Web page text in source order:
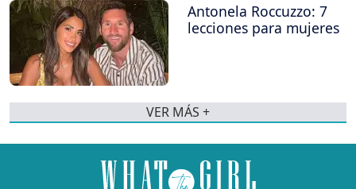
Antonela Roccuzzo: 7
lecciones para mujeres
VER MÁS +